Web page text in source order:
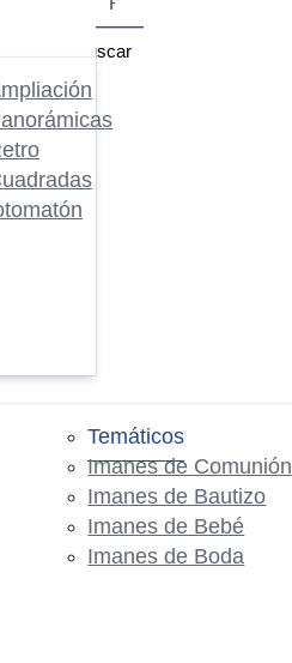
Buscar
Temáticos
Imanes de Comunión
Imanes de Bautizo
Imanes de Bebé
Imanes de Boda